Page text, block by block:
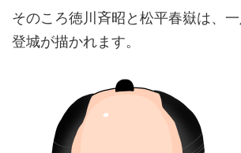
そのころ徳川斉昭と松平春嶽は、
登城が描かれます。